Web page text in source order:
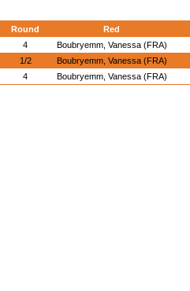
Round
Red
4
Boubryemm, Vanessa (FRA)
1/2
Boubryemm, Vanessa (FRA)
4 Boubryemm, Vanessa (FRA)